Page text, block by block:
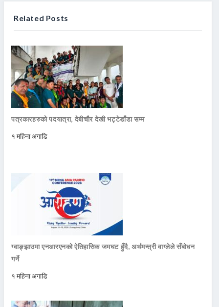
Related Posts
पत्रकारहरुको पदयात्रा, देबीचौर देखी भट्टेडाँडा सम्म
१ महिना अगाडि
ग्वाङ्झाउमा एनआरएनको ऐतिहासिक जमघट हुँदै, अर्थमन्त्री वाग्लेले सँबोधन
गर्ने
१ महिना अगाडि